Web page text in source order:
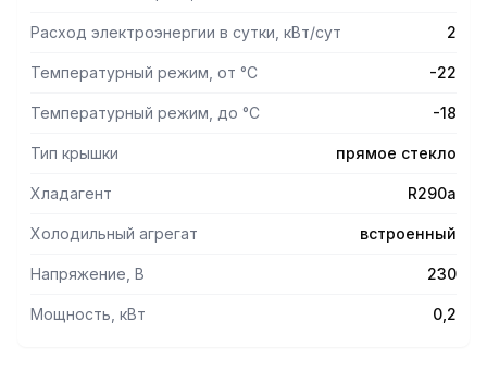
Расход электроэнергии в сутки, кВт/сут 2
Температурный режим, от °С -22
Температурный режим, до °С -18
Тип крышки прямое стекло
Хладагент R290a
Холодильный агрегат встроенный
Напряжение, В 230
Мощность, кВт 0,2